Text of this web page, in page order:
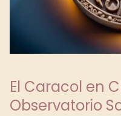
El Caracol en
Observatorio